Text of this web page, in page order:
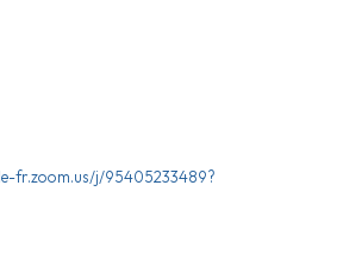
fr.zoom.us/j/95405233489?